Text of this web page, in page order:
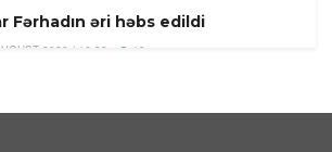
Fərhadın əri həbs edildi
2026 / 16:28 10